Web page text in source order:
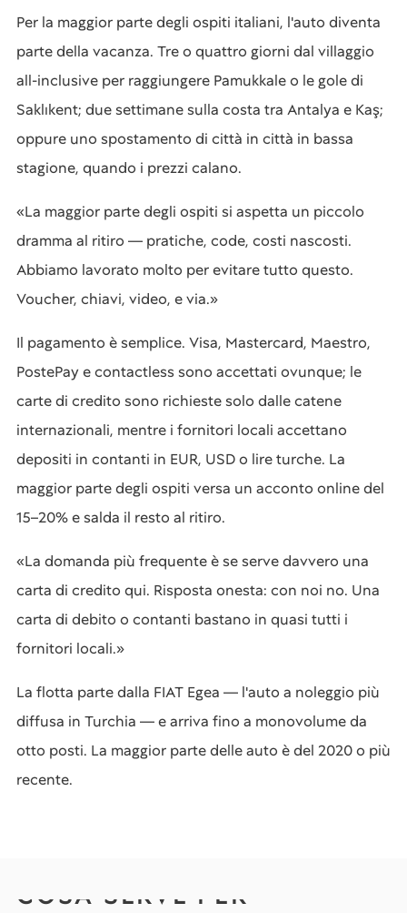
Per la maggior parte degli ospiti italiani, l'auto diventa
parte della vacanza. Tre o quattro giorni dal villaggio
all-inclusive per raggiungere Pamukkale o le gole di
Saklıkent; due settimane sulla costa tra Antalya e Kaş;
oppure uno spostamento di città in città in bassa
stagione, quando i prezzi calano.
«La maggior parte degli ospiti si aspetta un piccolo
dramma al ritiro — pratiche, code, costi nascosti.
Abbiamo lavorato molto per evitare tutto questo.
Voucher, chiavi, video, e via.»
Il pagamento è semplice. Visa, Mastercard, Maestro,
PostePay e contactless sono accettati ovunque; le
carte di credito sono richieste solo dalle catene
internazionali, mentre i fornitori locali accettano
depositi in contanti in EUR, USD o lire turche. La
maggior parte degli ospiti versa un acconto online del
15–20% e salda il resto al ritiro.
«La domanda più frequente è se serve davvero una
carta di credito qui. Risposta onesta: con noi no. Una
carta di debito o contanti bastano in quasi tutti i
fornitori locali.»
La flotta parte dalla FIAT Egea — l'auto a noleggio più
diffusa in Turchia — e arriva fino a monovolume da
otto posti. La maggior parte delle auto è del 2020 o più
recente.
COSA SERVE PER